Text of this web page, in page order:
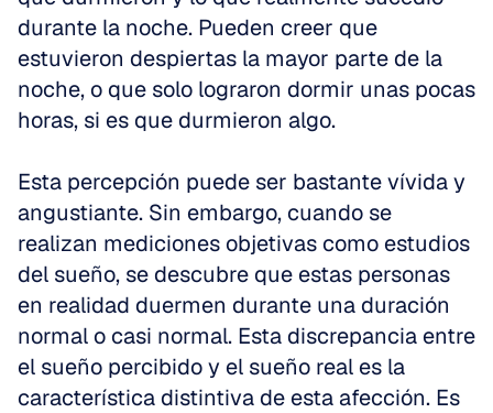
durante la noche. Pueden creer que
estuvieron despiertas la mayor parte de la
noche, o que solo lograron dormir unas pocas
horas, si es que durmieron algo.
Esta percepción puede ser bastante vívida y
angustiante. Sin embargo, cuando se
realizan mediciones objetivas como estudios
del sueño, se descubre que estas personas
en realidad duermen durante una duración
normal o casi normal. Esta discrepancia entre
el sueño percibido y el sueño real es la
característica distintiva de esta afección. Es